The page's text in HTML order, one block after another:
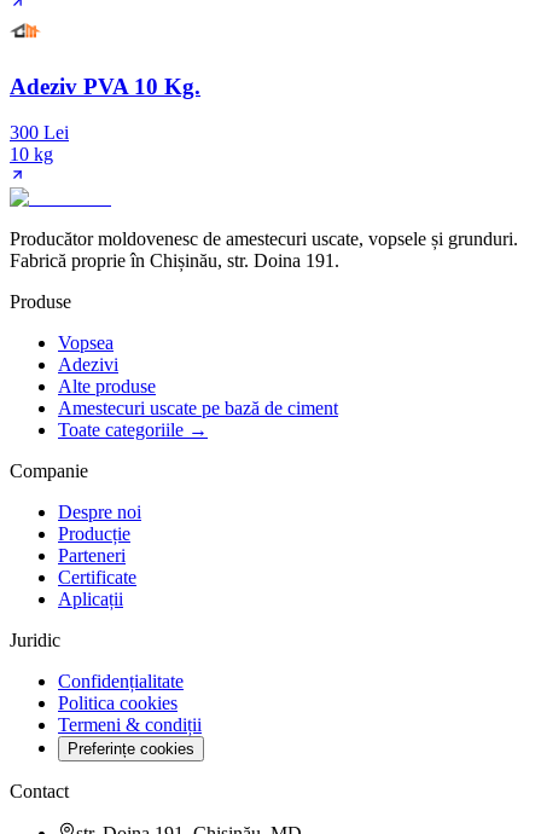
Adeziv PVA 10 Kg.
300 Lei
10 kg
Producător moldovenesc de amestecuri uscate, vopsele și grunduri.
Fabrică proprie în Chișinău, str. Doina 191.
Produse
Vopsea
Adezivi
Alte produse
Amestecuri uscate pe bază de ciment
Toate categoriile →
Companie
Despre noi
Producție
Parteneri
Certificate
Aplicații
Juridic
Confidențialitate
Politica cookies
Termeni & condiții
Preferințe cookies
Contact